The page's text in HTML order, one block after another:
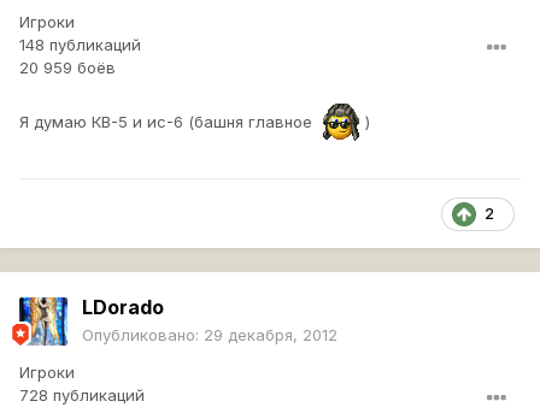
Игроки
148 публикаций
20 959 боёв
Я думаю КВ-5 и ис-6 (башня главное )
2
LDorado
Опубликовано: 29 декабря, 2012
Игроки
728 публикаций